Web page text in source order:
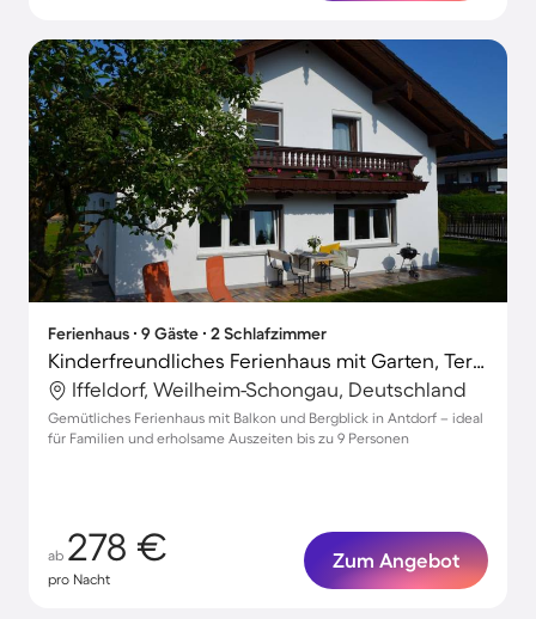
Ferienhaus ∙ 9 Gäste ∙ 2 Schlafzimmer
Kinderfreundliches Ferienhaus mit Garten, Terrasse und Grill | Bergblick
Iffeldorf, Weilheim-Schongau, Deutschland
Gemütliches Ferienhaus mit Balkon und Bergblick in Antdorf – ideal
für Familien und erholsame Auszeiten bis zu 9 Personen
ab 278 €
pro Nacht
Zum Angebot